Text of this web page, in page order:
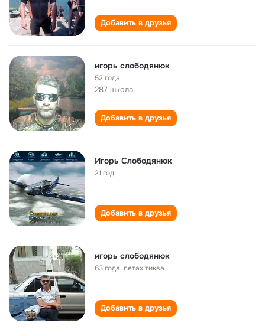
Добавить в друзья
игорь слободянюк
52 года
287 школа
Добавить в друзья
Игорь Слободянюк
21 год
Добавить в друзья
игорь слободянюк
63 года,петах тиква
Добавить в друзья